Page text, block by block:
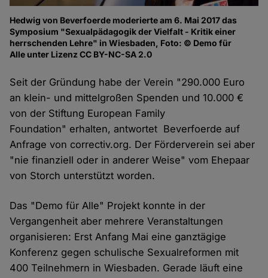
Hedwig von Beverfoerde moderierte am 6. Mai 2017 das
Symposium "Sexualpädagogik der Vielfalt - Kritik einer
herrschenden Lehre" in Wiesbaden, Foto: © Demo für
Alle unter Lizenz CC BY-NC-SA 2.0
Seit der Gründung habe der Verein "290.000 Euro
an klein- und mittelgroßen Spenden und 10.000 €
von der Stiftung European Family
Foundation" erhalten, antwortet Beverfoerde auf
Anfrage von correctiv.org. Der Förderverein sei aber
"nie finanziell oder in anderer Weise" vom Ehepaar
von Storch unterstützt worden.
Das "Demo für Alle" Projekt konnte in der
Vergangenheit aber mehrere Veranstaltungen
organisieren: Erst Anfang Mai eine ganztägige
Konferenz gegen schulische Sexualreformen mit
400 Teilnehmern in Wiesbaden. Gerade läuft eine